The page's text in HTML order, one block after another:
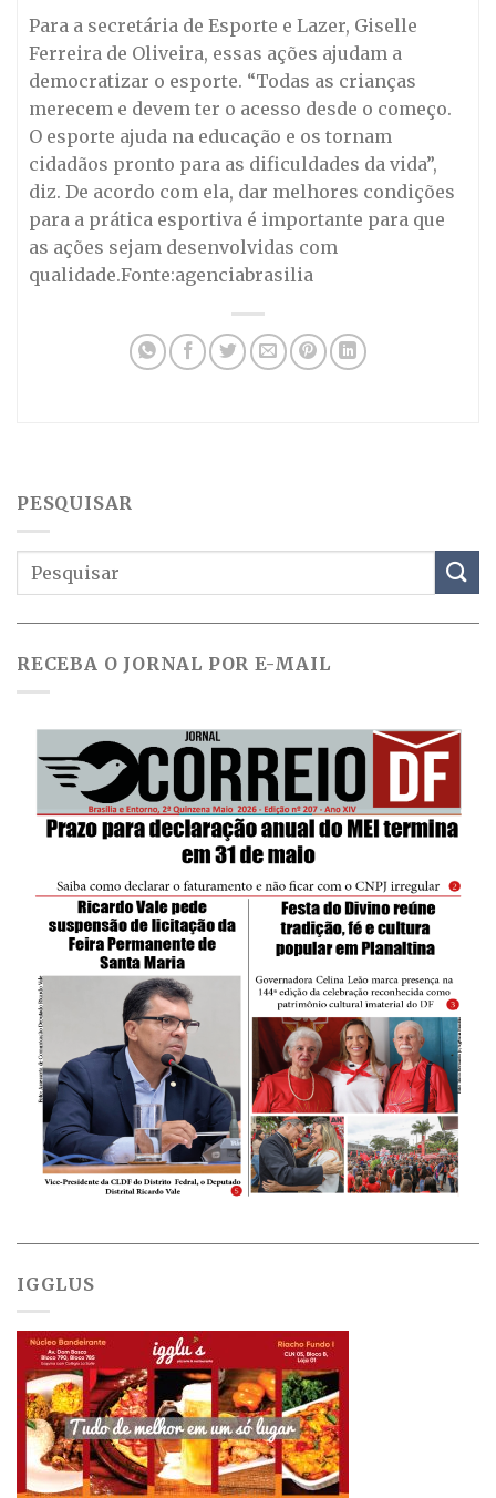
Para a secretária de Esporte e Lazer, Giselle
Ferreira de Oliveira, essas ações ajudam a
democratizar o esporte. “Todas as crianças
merecem e devem ter o acesso desde o começo.
O esporte ajuda na educação e os tornam
cidadãos pronto para as dificuldades da vida”,
diz. De acordo com ela, dar melhores condições
para a prática esportiva é importante para que
as ações sejam desenvolvidas com
qualidade.Fonte:agenciabrasilia
PESQUISAR
RECEBA O JORNAL POR E-MAIL
IGGLUS